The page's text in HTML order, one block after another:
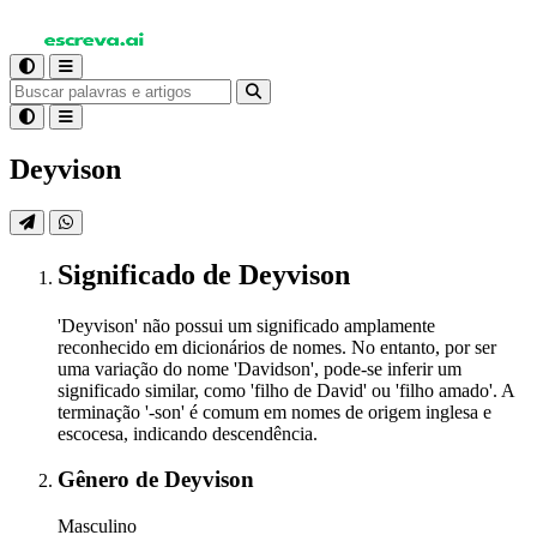
Deyvison
Significado de Deyvison
'Deyvison' não possui um significado amplamente
reconhecido em dicionários de nomes. No entanto, por ser
uma variação do nome 'Davidson', pode-se inferir um
significado similar, como 'filho de David' ou 'filho amado'. A
terminação '-son' é comum em nomes de origem inglesa e
escocesa, indicando descendência.
Gênero de Deyvison
Masculino